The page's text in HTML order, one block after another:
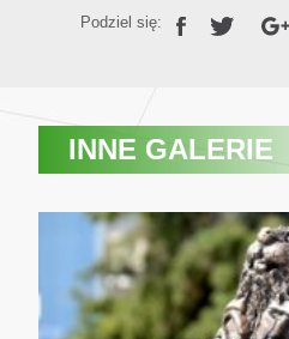
Podziel się:
INNE GALERIE